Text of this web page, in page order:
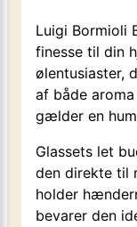
Luigi Bormioli
finesse til din
ølentusiaster,
af både
gælder en
Glassets let
den direkte til
holder
bevarer den